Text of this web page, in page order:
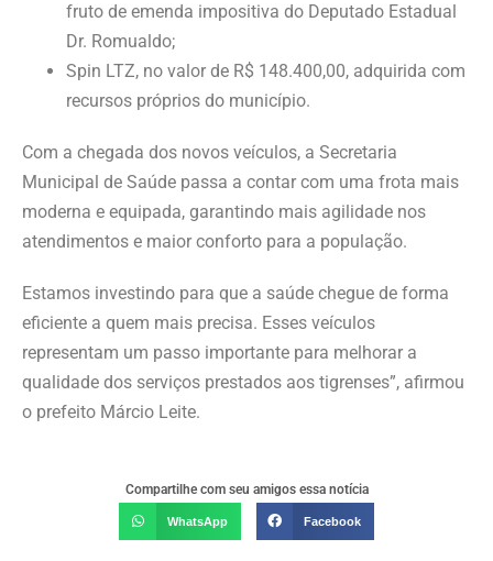
fruto de emenda impositiva do Deputado Estadual
Dr. Romualdo;
Spin LTZ, no valor de R$ 148.400,00, adquirida com
recursos próprios do município.
Com a chegada dos novos veículos, a Secretaria
Municipal de Saúde passa a contar com uma frota mais
moderna e equipada, garantindo mais agilidade nos
atendimentos e maior conforto para a população.
Estamos investindo para que a saúde chegue de forma
eficiente a quem mais precisa. Esses veículos
representam um passo importante para melhorar a
qualidade dos serviços prestados aos tigrenses”, afirmou
o prefeito Márcio Leite.
Compartilhe com seu amigos essa notícia
WhatsApp Facebook